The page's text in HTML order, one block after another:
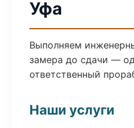
Уфа
Выполняем
замера до сдачи —
ответственный
Наши услуги